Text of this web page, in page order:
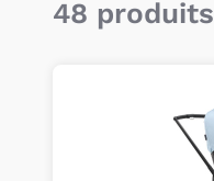
48 produits